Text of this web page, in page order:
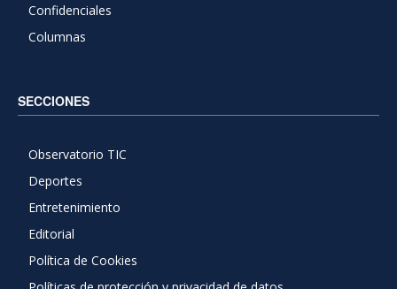
Confidenciales
Columnas
SECCIONES
Observatorio TIC
Deportes
Entretenimiento
Editorial
Política de Cookies